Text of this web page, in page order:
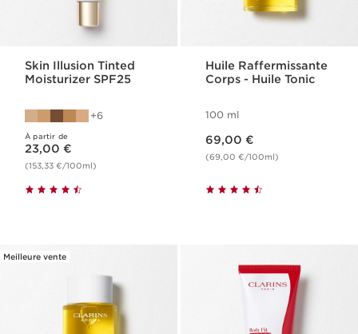
Skin Illusion Tinted
Moisturizer SPF25
6
À partir de
Nouveau prix 23,00 €
23,00 €
(153,33 €/100ml)
Huile Raffermissante
Corps - Huile Tonic
100 ml
69,00 €
(69,00 €/100ml)
Meilleure vente